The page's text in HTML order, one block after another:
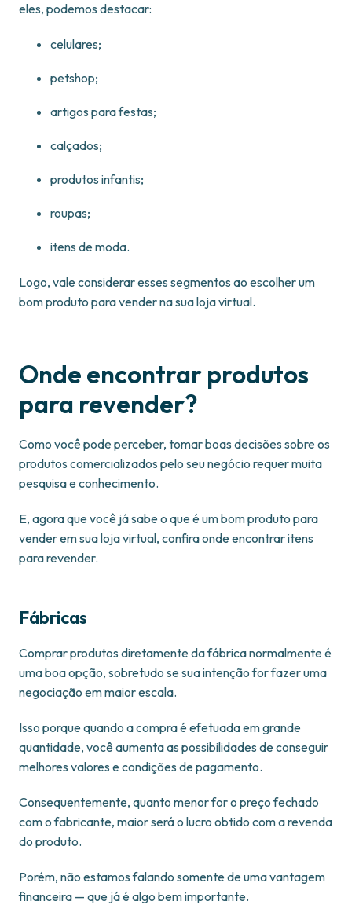
eles, podemos destacar:
celulares;
petshop;
artigos para festas;
calçados;
produtos infantis;
roupas;
itens de moda.
Logo, vale considerar esses segmentos ao escolher um
bom produto para vender na sua loja virtual.
Onde encontrar produtos
para revender?
Como você pode perceber, tomar boas decisões sobre os
produtos comercializados pelo seu negócio requer muita
pesquisa e conhecimento.
E, agora que você já sabe o que é um bom produto para
vender em sua loja virtual, confira onde encontrar itens
para revender.
Fábricas
Comprar produtos diretamente da fábrica normalmente é
uma boa opção, sobretudo se sua intenção for fazer uma
negociação em maior escala.
Isso porque quando a compra é efetuada em grande
quantidade, você aumenta as possibilidades de conseguir
melhores valores e condições de pagamento.
Consequentemente, quanto menor for o preço fechado
com o fabricante, maior será o lucro obtido com a revenda
do produto.
Porém, não estamos falando somente de uma vantagem
financeira — que já é algo bem importante.